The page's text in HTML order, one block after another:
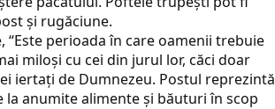
şi rugăciune.
“Este perioada în care oamenii trebuie
miloşi cu cei din jurul lor, căci doar
iertaţi de Dumnezeu. Postul reprezintă
la anumite alimente şi băuturi în scop